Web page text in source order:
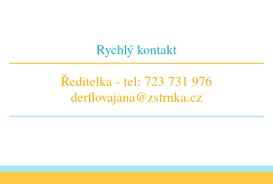
Rychlý kontakt
Ředitelka - tel: 723 731 976
derflovajana@zstrnka.cz